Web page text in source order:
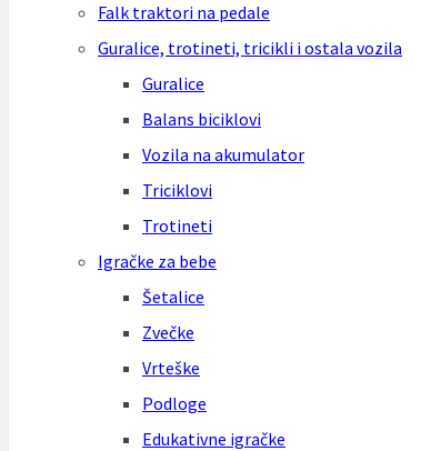
Falk traktori na pedale
Guralice, trotineti, tricikli i ostala vozila
Guralice
Balans biciklovi
Vozila na akumulator
Triciklovi
Trotineti
Igračke za bebe
Šetalice
Zvečke
Vrteške
Podloge
Edukativne igračke